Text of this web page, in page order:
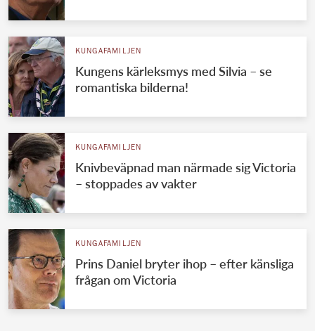
KUNGAFAMILJEN
Kungens kärleksmys med Silvia – se
romantiska bilderna!
KUNGAFAMILJEN
Knivbeväpnad man närmade sig Victoria
– stoppades av vakter
KUNGAFAMILJEN
Prins Daniel bryter ihop – efter känsliga
frågan om Victoria